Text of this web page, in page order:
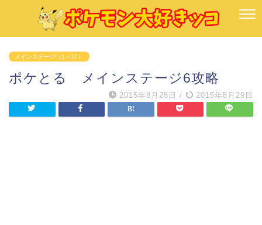
メインステージ（1～10）
ポケとる メインステージ6攻略
2015年8月28日 / 2015年8月29日